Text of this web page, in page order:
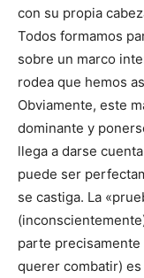
con su propia
Todos formamos
sobre un marco
rodea que hemos
Obviamente, este
dominante y
llega a darse
puede ser
se castiga. La
parte
querer combatir)